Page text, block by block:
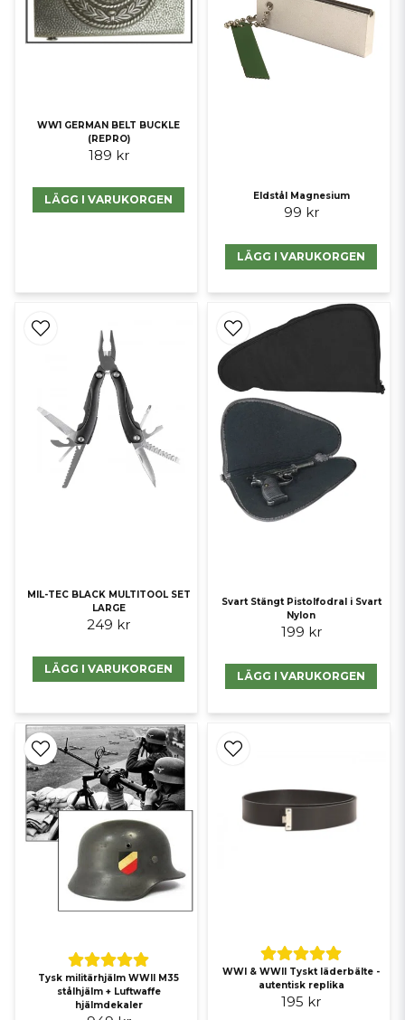
WW1 GERMAN BELT BUCKLE
(REPRO)
189 kr
LÄGG I VARUKORGEN Eldstål Magnesium
99 kr
LÄGG I VARUKORGEN
MIL-TEC BLACK MULTITOOL SET
LARGE
249 kr
LÄGG I VARUKORGEN
Svart Stängt Pistolfodral i Svart
Nylon
199 kr
LÄGG I VARUKORGEN
Tysk militärhjälm WWII M35
stålhjälm + Luftwaffe
hjälmdekaler
WWI & WWII Tyskt läderbälte -
autentisk replika
195 kr